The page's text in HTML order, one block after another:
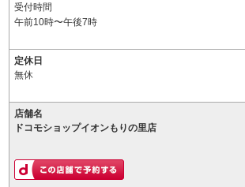
受付時間
午前10時〜午後7時
定休日
無休
店舗名
ドコモショップイオンもりの里店